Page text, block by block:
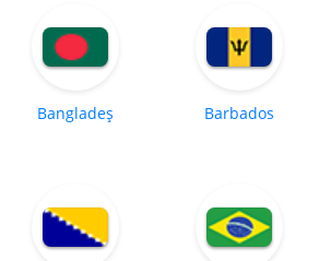
Bangladeş Barbados